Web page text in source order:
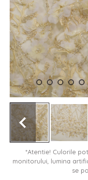
*Atentie! Culorile
monitorului, lumina
se